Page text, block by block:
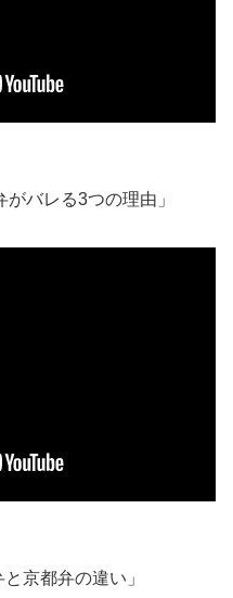
バレる3つの理由」
京都弁の違い」